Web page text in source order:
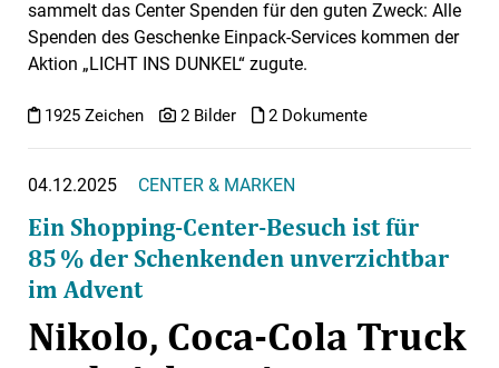
sammelt das Center Spenden für den guten Zweck: Alle
Spenden des Geschenke Einpack-Services kommen der
Aktion „LICHT INS DUNKEL“ zugute.
1925 Zeichen 2 Bilder 2 Dokumente
04.12.2025 CENTER & MARKEN
Ein Shopping-Center-Besuch ist für
85 % der Schenkenden unverzichtbar
im Advent
Nikolo, Coca-Cola Truck